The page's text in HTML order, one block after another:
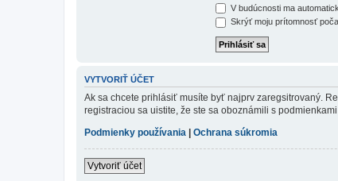
V budúcnosti ma
Skrýť moju prítomnosť
VYTVORIŤ ÚČET
Ak sa chcete prihlásiť musíte byť najprv zaregsitrovaný.
registraciou sa uistite, že ste sa oboznámili s
Podmienky používania
Ochrana súkromia
Vytvoriť účet